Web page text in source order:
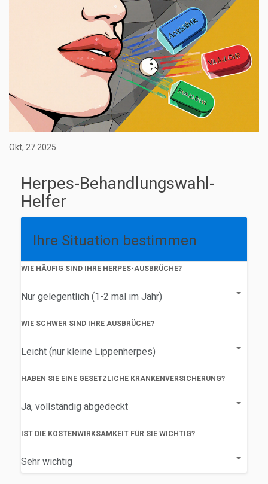
Okt, 27 2025
Herpes-Behandlungswahl-
Helfer
Ihre Situation bestimmen
WIE HÄUFIG SIND IHRE HERPES-AUSBRÜCHE?
WIE SCHWER SIND IHRE AUSBRÜCHE?
HABEN SIE EINE GESETZLICHE KRANKENVERSICHERUNG?
IST DIE KOSTENWIRKSAMKEIT FÜR SIE WICHTIG?